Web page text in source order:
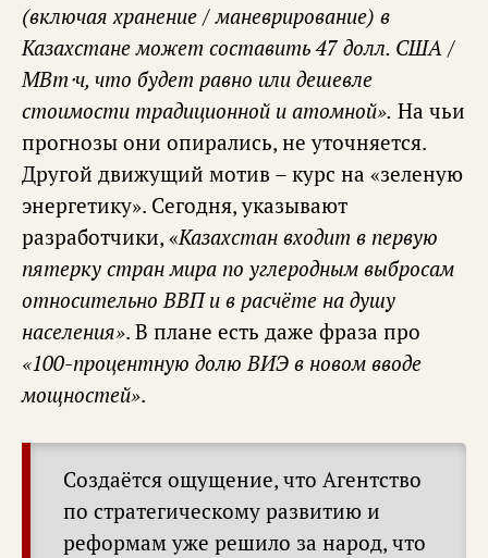
(включая хранение / маневрирование) в
Казахстане может составить 47 долл. США /
МВт⋅ч, что будет равно или дешевле
стоимости традиционной и атомной». На чьи
прогнозы они опирались, не уточняется.
Другой движущий мотив – курс на «зеленую
энергетику». Сегодня, указывают
разработчики, «Казахстан входит в первую
пятерку стран мира по углеродным выбросам
относительно ВВП и в расчёте на душу
населения». В плане есть даже фраза про
«100-процентную долю ВИЭ в новом вводе
мощностей».
Создаётся ощущение, что Агентство
по стратегическому развитию и
реформам уже решило за народ, что